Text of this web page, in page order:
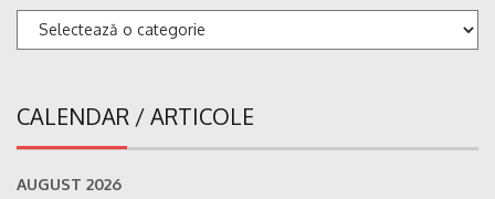
Categorii
CALENDAR / ARTICOLE
AUGUST 2026